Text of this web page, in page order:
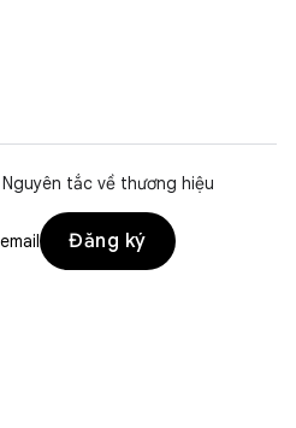
Nguyên tắc về thương hiệu
Đăng ký